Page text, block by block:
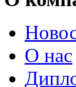
О нас